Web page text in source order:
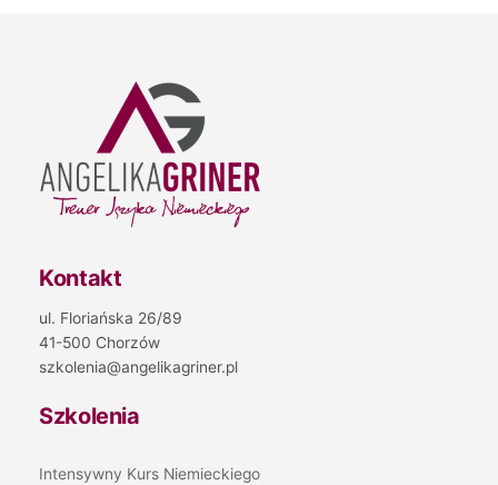
Kontakt
ul. Floriańska 26/89
41-500 Chorzów
szkolenia@angelikagriner.pl
Szkolenia
Intensywny Kurs Niemieckiego